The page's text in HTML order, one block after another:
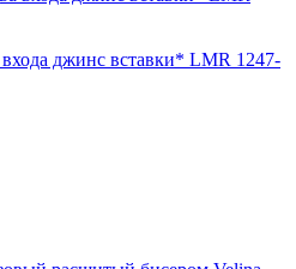
джинс вставки* LMR 1247-